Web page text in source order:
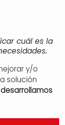
cuál es la
y/o
solución
desarrollamos